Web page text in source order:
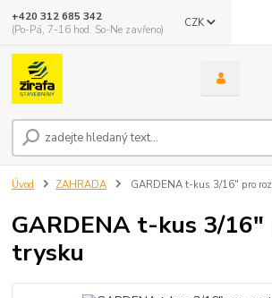
CZK
+420 312 685 342
(Po-Pá, 7-16 hod. So-Ne zavřeno)
Úvod ZAHRADA GARDENA t-kus 3/16" pro
GARDENA t-kus 3/
trysku